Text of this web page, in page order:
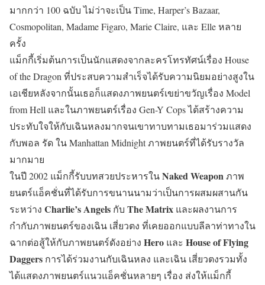
มากกว่า 100 ฉบับ ไม่ว่าจะเป็น Time, Harper’s Bazaar,
Cosmopolitan, Madame Figaro, Marie Claire, และ Elle หลาย
ครั้ง
แม็กกี้เริ่มต้นการเป็นนักแสดงจากละครโทรทัศน์เรื่อง House
of the Dragon ที่ประสบความสำเร็จได้รับความนิยมอย่างสูงใน
เอเชียหลังจากนั้นเธอก็แสดงภาพยนตร์เขย่าขวัญเรื่อง Model
from Hell และในภาพยนตร์เรื่อง Gen-Y Cops ได้สร้างความ
ประทับใจให้กับเฉินหลงมากจนเขาทาบทามเธอมาร่วมแสดง
กับพอล รัด ใน Manhattan Midnight ภาพยนตร์ที่ได้รับรางวัล
มากมาย
ในปี 2002 แม็กกี้รับบทสวยประหารในNaked Weaponภาพ
ยนตร์แอ็คชั่นที่ได้รับการขนานนามว่าเป็นการผสมผสานกัน
ระหว่าง Charlie’s Angels กับ The Matrix และผลงานการ
กำกับภาพยนตร์ของเฉิน เสี่ยวตง ที่เคยออกแบบลีลาท่าทางใน
ฉากต่อสู้ให้กับภาพยนตร์ดังอย่าง Hero และ House of Flying
Daggers การได้ร่วมงานกับเฉินหลง และเฉิน เสี่ยวตงรวมทั้ง
ได้แสดงภาพยนตร์แนวแอ็คชั่นหลายๆ เรื่อง ส่งให้แม็กกี้